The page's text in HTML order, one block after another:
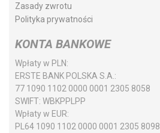
Zasady zwrotu
Polityka prywatności
KONTA BANKOWE
Wpłaty w PLN:
ERSTE BANK POLSKA S.A.:
77 1090 1102 0000 0001 2305 8058
SWIFT: WBKPPLPP
Wpłaty w EUR:
PL64 1090 1102 0000 0001 2305 8098